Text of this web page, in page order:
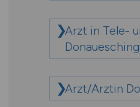
Arzt in Tele-
Arzt/Ärztin